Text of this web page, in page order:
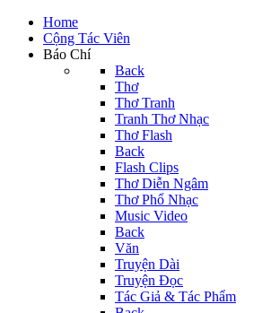
Home
Cộng Tác Viên
Báo Chí
Back
Thơ
Thơ Tranh
Tranh Thơ Nhạc
Thơ Flash
Back
Flash Clips
Thơ Diễn Ngâm
Thơ Phổ Nhạc
Music Video
Back
Văn
Truyện Dài
Truyện Đọc
Tác Giả & Tác Phẩm